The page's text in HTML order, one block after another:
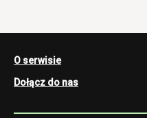
O serwisie
Dołącz do nas